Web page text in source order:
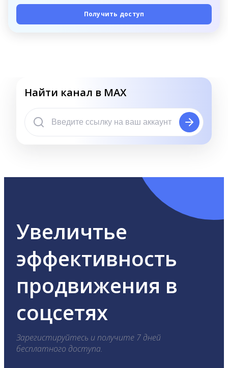
Получить доступ
Найти канал в MAX
Увеличтье
эффективность
продвижения в
соцсетях
Зарегистируйтесь и получите 7 дней
бесплатного доступа.